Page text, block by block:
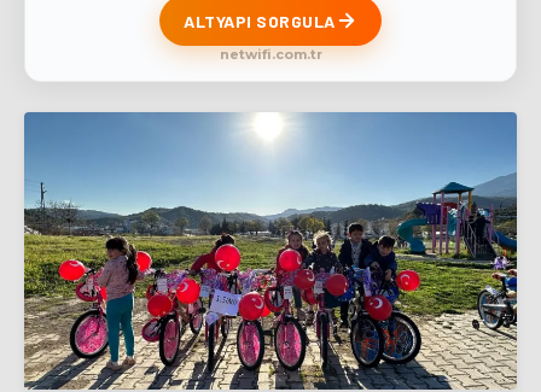
ALTYAPI SORGULA
netwifi.com.tr